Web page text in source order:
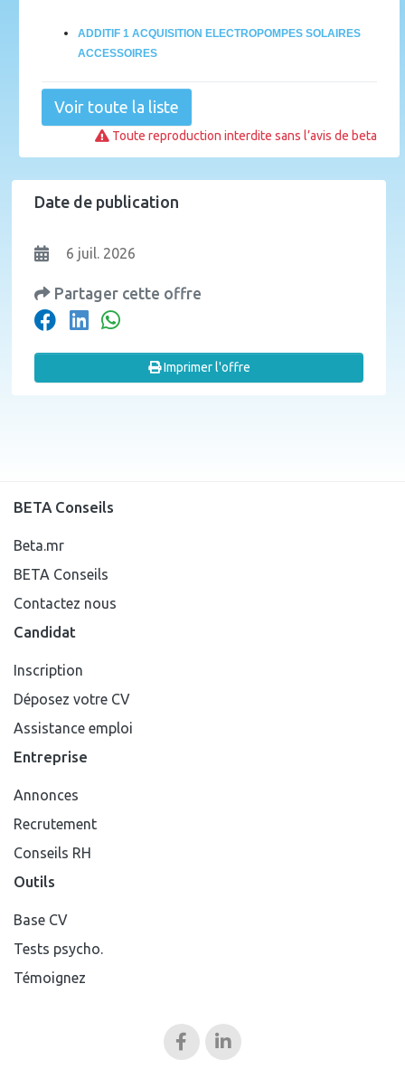
ADDITIF 1 ACQUISITION ELECTROPOMPES SOLAIRES
ACCESSOIRES
Voir toute la liste
Toute reproduction interdite sans l’avis de beta
Date de publication
6 juil. 2026
Partager cette offre
Imprimer l'offre
BETA Conseils
Beta.mr
BETA Conseils
Contactez nous
Candidat
Inscription
Déposez votre CV
Assistance emploi
Entreprise
Annonces
Recrutement
Conseils RH
Outils
Base CV
Tests psycho.
Témoignez